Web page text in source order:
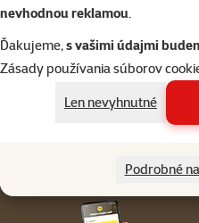
nevhodnou reklamou.
Ďakujeme,s vašimi údajmi
Zásady používania súborov
Len nevyhnutné
Podrobné
Online chat
alebo
WhatsApp
Menu v pätičke
Pre zákazníkov